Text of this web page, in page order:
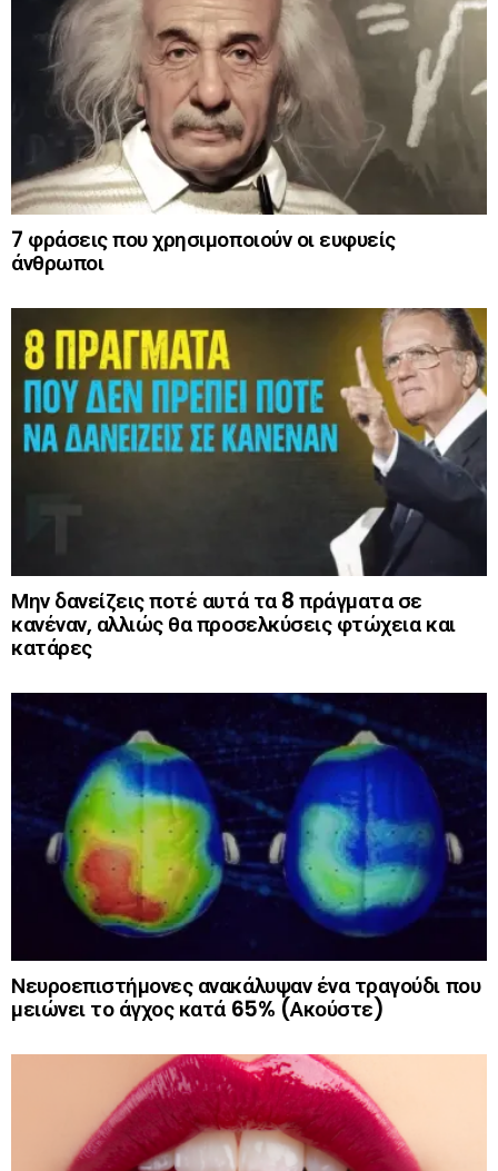
7 φράσεις που χρησιμοποιούν οι ευφυείς
άνθρωποι
Μην δανείζεις ποτέ αυτά τα 8 πράγματα σε
κανέναν, αλλιώς θα προσελκύσεις φτώχεια και
κατάρες
Νευροεπιστήμονες ανακάλυψαν ένα τραγούδι που
μειώνει το άγχος κατά 65% (Ακούστε)